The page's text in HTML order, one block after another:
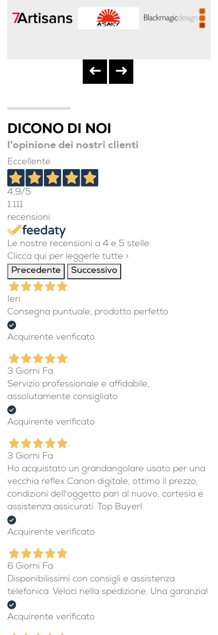
DICONO DI NOI
l'opinione dei nostri clienti
Eccellente
4,9/5
1.111
recensioni
Le nostre recensioni a 4 e 5 stelle.
Clicca qui per leggerle tutte >
Precedente
Successivo
Ieri
Consegna puntuale, prodotto perfetto
Acquirente verificato
3 Giorni Fa
Servizio professionale e affidabile,
assolutamente consigliato
Acquirente verificato
3 Giorni Fa
Ho acquistato un grandangolare usato per una
vecchia reflex Canon digitale, ottimo il prezzo,
condizioni dell'oggetto pari al nuovo, cortesia e
assistenza assicurati. Top Buyer!
Acquirente verificato
6 Giorni Fa
Disponibilissimi con consigli e assistenza
telefonica. Veloci nella spedizione. Una garanzia!
Acquirente verificato